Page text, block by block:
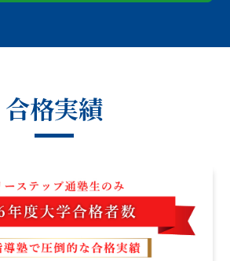
合格実績